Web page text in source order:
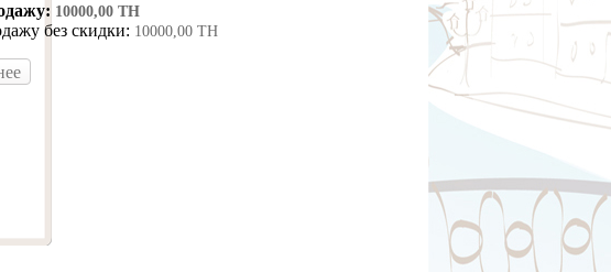
10000,00 ТН
без скидки: 10000,00 ТН